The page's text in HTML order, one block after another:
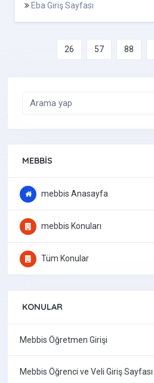
Eba Giriş Sayfası
26 57 88
MEBBIS
mebbis Anasayfa
mebbis Konuları
Tüm Konular
KONULAR
Mebbis Öğretmen Girişi
Mebbis Öğrenci ve Veli Giriş Sayfası